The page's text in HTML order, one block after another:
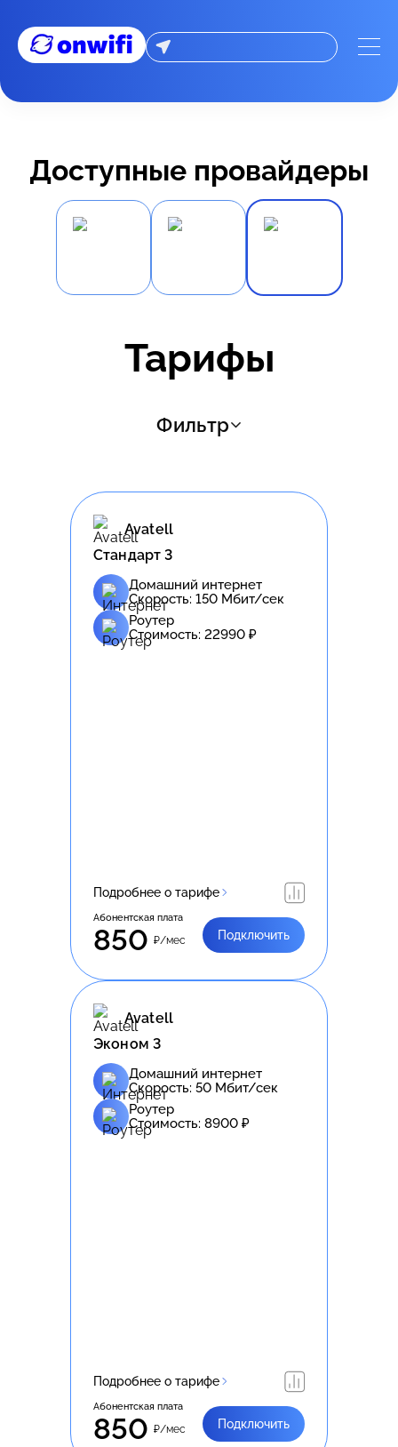
Доступные провайдеры
Тарифы
Фильтр
Avatell
Стандарт 3
Домашний интернет
Скорость: 150 Мбит/сек
Роутер
Стоимость: 22990 ₽
Подробнее о тарифе
Абонентская плата
850 ₽/мес Подключить
Avatell
Эконом 3
Домашний интернет
Скорость: 50 Мбит/сек
Роутер
Стоимость: 8900 ₽
Подробнее о тарифе
Абонентская плата
850 ₽/мес Подключить